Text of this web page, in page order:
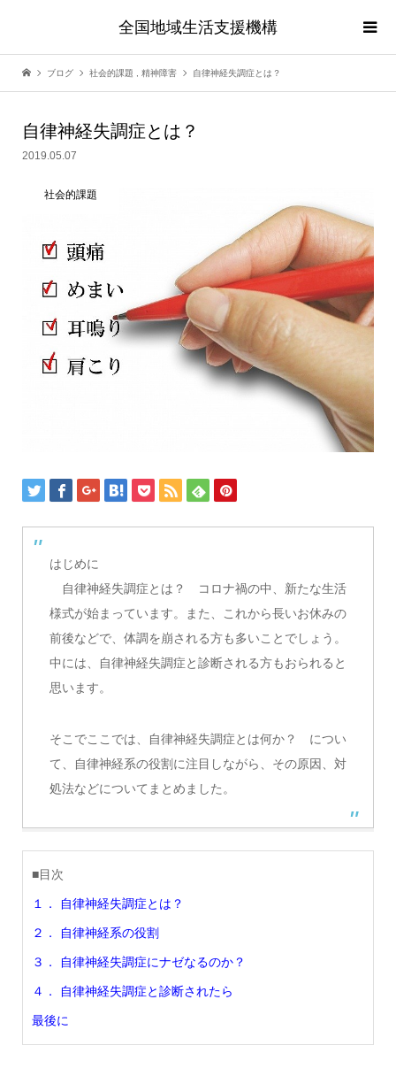
全国地域生活支援機構
ブログ 社会的課題 精神障害 自律神経失調症とは？
自律神経失調症とは？
2019.05.07
社会的課題
はじめに
自律神経失調症とは？ コロナ禍の中、新たな生活
様式が始まっています。また、これから長いお休みの
前後などで、体調を崩される方も多いことでしょう。
中には、自律神経失調症と診断される方もおられると
思います。
そこでここでは、自律神経失調症とは何か？ につい
て、自律神経系の役割に注目しながら、その原因、対
処法などについてまとめました。
■目次
１． 自律神経失調症とは？
２． 自律神経系の役割
３． 自律神経失調症にナゼなるのか？
４． 自律神経失調症と診断されたら
最後に